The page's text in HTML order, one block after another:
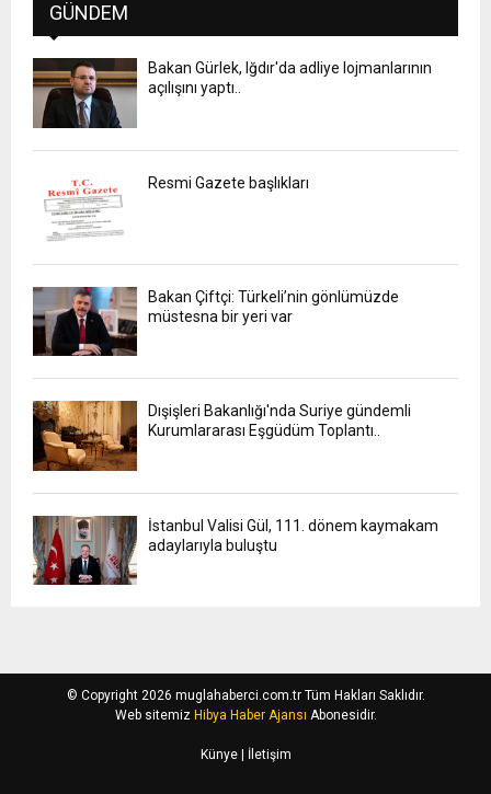
GÜNDEM
Bakan Gürlek, Iğdır'da adliye lojmanlarının
açılışını yaptı..
Resmi Gazete başlıkları
Bakan Çiftçi: Türkeli’nin gönlümüzde
müstesna bir yeri var
Dışişleri Bakanlığı'nda Suriye gündemli
Kurumlararası Eşgüdüm Toplantı..
İstanbul Valisi Gül, 111. dönem kaymakam
adaylarıyla buluştu
© Copyright 2026 muglahaberci.com.tr Tüm Hakları Saklıdır.
Web sitemiz Hibya Haber Ajansı Abonesidir.
Künye| İletişim